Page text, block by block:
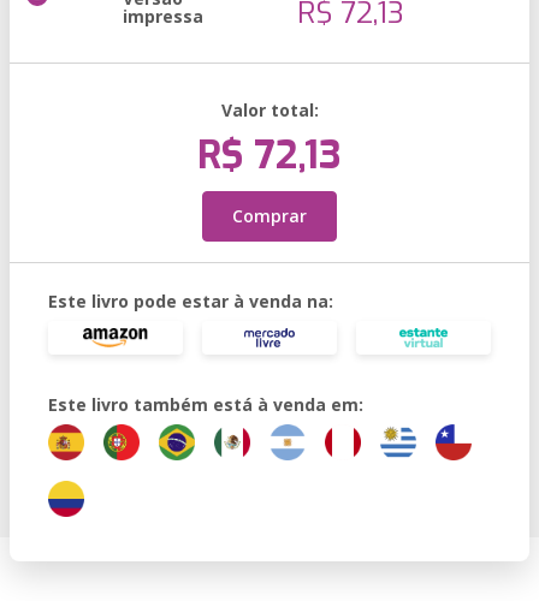
impressa R$ 72,13
Valor total:
R$ 72,13
Comprar
Este livro pode estar à venda na:
Este livro também está à venda em: